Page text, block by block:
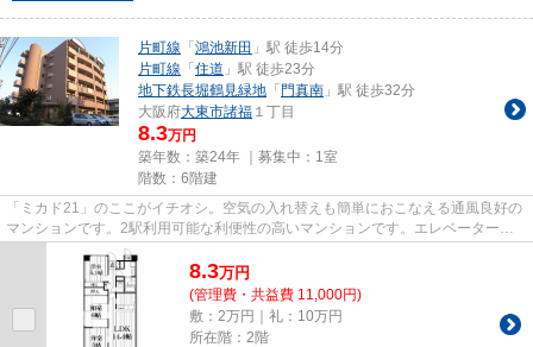
片町線 「 鴻池新田 」駅 徒歩14分
片町線 「 住道 」駅 徒歩23分
地下鉄長堀鶴見緑地 「 門真南 」駅 徒歩32分
大阪府大東市諸福 １丁目
8.3万円
築年数：築24年 ｜募集中： 1室
階数：6階建
「ミカド21」のここがイチオシ。空気の入れ替えも簡単におこなえる通風良好の
マンションです。2駅利用可能な利便性の高いマンションです。エレベーターが
ある物件です。住都エステート...
8.3万円
(管理費・共益費 11,000円)
敷：2万円｜礼：10万円
所在階：2階